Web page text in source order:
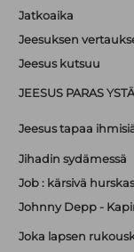
Jatkoaika
Jeesuksen
Jeesus kutsuu
JEESUS PARAS
Jeesus tapaa
Jihadin sydämessä
Job : kärsivä
Johnny Depp -
Joka lapsen